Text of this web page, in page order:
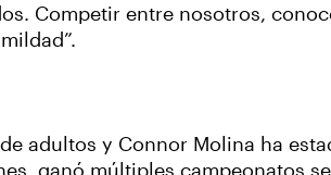
Competir entre nosotros,
adultos y Connor Molina ha
ganó múltiples campeonatos